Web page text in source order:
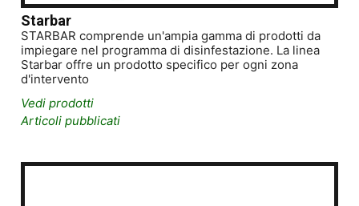
Starbar
STARBAR comprende un'ampia gamma di prodotti da
impiegare nel programma di disinfestazione. La linea
Starbar offre un prodotto specifico per ogni zona
d'intervento
Vedi prodotti
Articoli pubblicati